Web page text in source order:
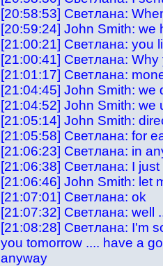
[20:58:53] Светлана:
[20:59:24] John Smith:
[21:00:21] Светлана: you
[21:00:41] Светлана:
[21:01:17] Светлана:
[21:04:45] John Smith:
[21:04:52] John Smith: we
[21:05:14] John Smith:
[21:05:58] Светлана: for
[21:06:23] Светлана: in
[21:06:38] Светлана: I
[21:06:46] John Smith: let
[21:07:01] Светлана: ok
[21:07:32] Светлана: well
[21:08:28] Светлана: I'm
you tomorrow .... have a
anyway